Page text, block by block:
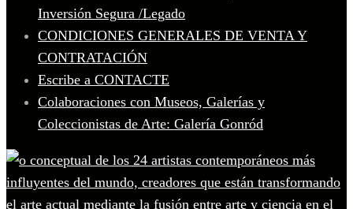
Inversión Segura /Legado
CONDICIONES GENERALES DE VENTA Y
CONTRATACIÓN
Escribe a CONTACTE
Colaboraciones con Museos, Galerías y
Coleccionistas de Arte: Galería Gonród